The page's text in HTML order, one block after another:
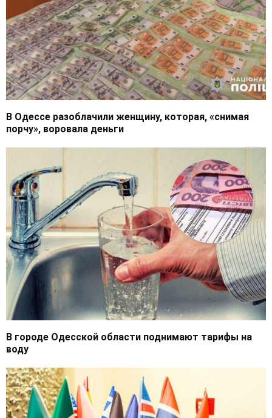
В Одессе разоблачили женщину, которая, «снимая
порчу», воровала деньги
В городе Одесской области поднимают тарифы на
воду